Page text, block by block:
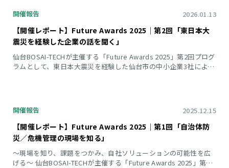
防災・減災分野に加え、「気候変動対策・脱炭素領域」をテーマ
に設定した回として、自社ソリューションの可能性を探る貴重な
機会となりました。 ≪ 実施概要 ≫ ● イントロダクション ●
現場視
2026.01.13
開催報告
【開催レポート】Future Awards 2025｜第2回「東日本大
震災を経験した企業の話を聞く」
仙台BOSAI-TECHが主催する「Future Awards 2025」第2回プログ
ラムとして、東日本大震災を経験した仙台市の中小企業3社による
中小企業の判断に焦点を当て、ソリューションによって解決すべ
き課題を探る貴重な機会となりました。 ≪ 実施概要 ≫ ● ガイ
ダンス・登壇者紹介 ● トークセッション － テーマ①：
2025.12.15
開催報告
【開催レポート】Future Awards 2025｜第1回「自治体防
災／危機管理の現場を知る」
〜現場を知り、課題をつかみ、自社ソリューションの可能性を広
げる〜 仙台BOSAI-TECHが主催する「Future Awards 2025」第1